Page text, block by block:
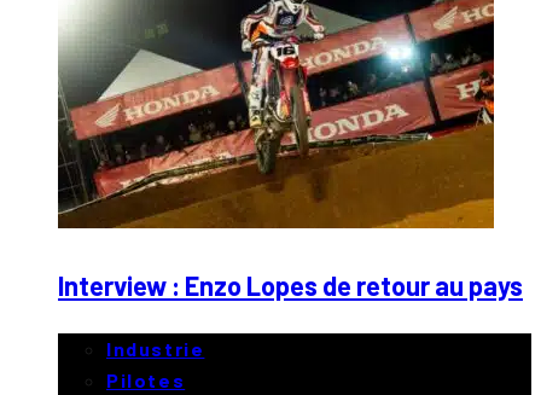
Interview : Enzo Lopes de retour au pays
Industrie
Pilotes